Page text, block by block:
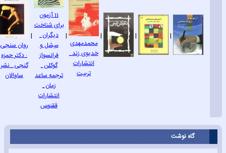
|
|
|
محمدمهدی
خدیوی زند .
انتشارات
تربیت
|
11 آزمون
برای شناخت
دیگران .
میشل و
فرانسواز
گوکلن .
ترجمه ساعد
زمان .
انتشارات
ققنوس
|
روان سنجی
: دکتر حمزه
گنجی . نشر
ساوالان
گاه نوشت